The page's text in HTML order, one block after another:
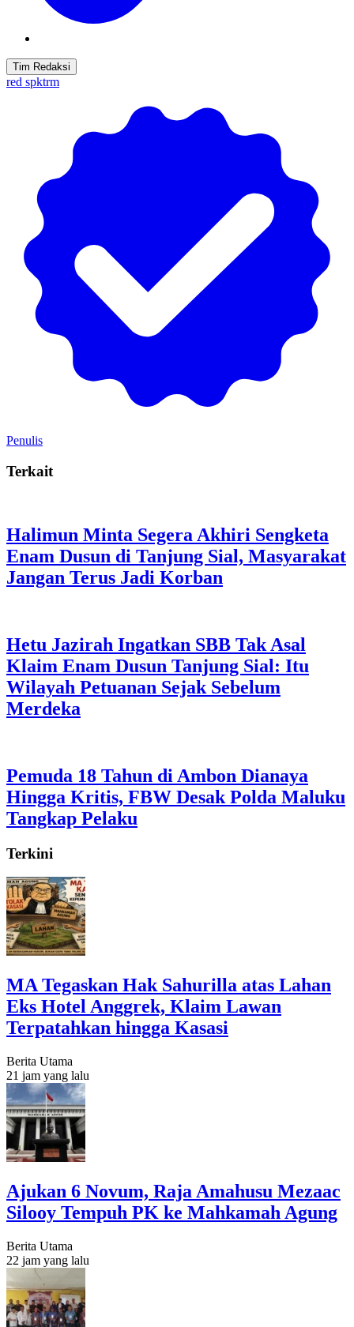
Tim Redaksi
red spktrm
Penulis
Terkait
Halimun Minta Segera Akhiri Sengketa
Enam Dusun di Tanjung Sial, Masyarakat
Jangan Terus Jadi Korban
Hetu Jazirah Ingatkan SBB Tak Asal
Klaim Enam Dusun Tanjung Sial: Itu
Wilayah Petuanan Sejak Sebelum
Merdeka
Pemuda 18 Tahun di Ambon Dianaya
Hingga Kritis, FBW Desak Polda Maluku
Tangkap Pelaku
Terkini
MA Tegaskan Hak Sahurilla atas Lahan
Eks Hotel Anggrek, Klaim Lawan
Terpatahkan hingga Kasasi
Berita Utama
21 jam yang lalu
Ajukan 6 Novum, Raja Amahusu Mezaac
Silooy Tempuh PK ke Mahkamah Agung
Berita Utama
22 jam yang lalu